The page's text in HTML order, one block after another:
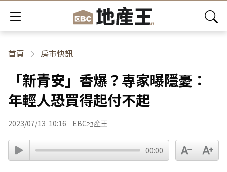
首頁 房市快訊
「新青安」香爆？專家曝隱憂：
年輕人恐買得起付不起
2023/07/13 10:16 EBC地產王
00:00